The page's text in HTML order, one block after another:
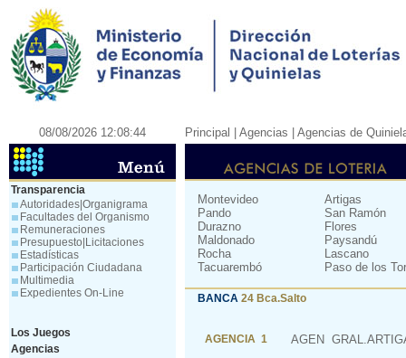
08/08/2026 12:08:44 Principal | Agencias | Agencias de
Transparencia
Autoridades|Organigrama
Facultades del Organismo
Remuneraciones
Presupuesto|Licitaciones
Estadísticas
Participación Ciudadana
Multimedia
Expedientes On-Line
Los Juegos
Agencias
Montevideo
Artigas
Pando
San Ramón
Durazno
Flores
Maldonado
Paysandú
Rocha
Lascano
Tacuarembó
Paso de los
BANCA 24 Bca.Salto
AGENCIA 1 AGEN